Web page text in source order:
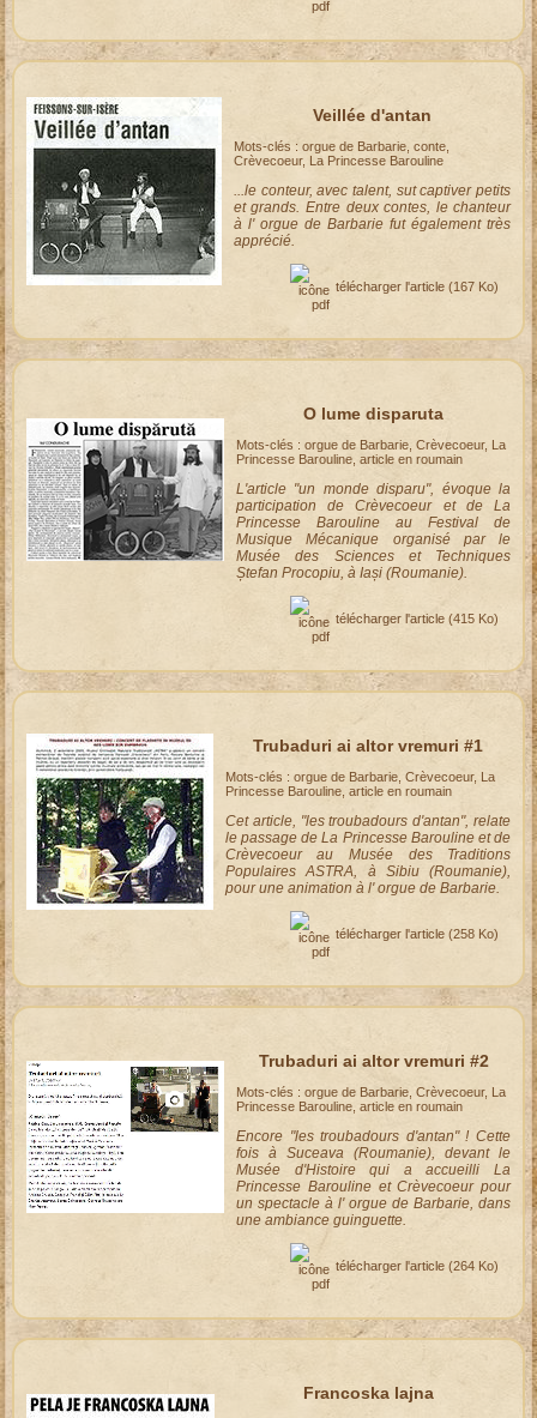
Veillée d'antan
Mots-clés : orgue de Barbarie, conte,
Crèvecoeur, La Princesse Barouline
...le conteur, avec talent, sut captiver petits
et grands. Entre deux contes, le chanteur
à l' orgue de Barbarie fut également très
apprécié.
télécharger l'article (167 Ko)
O lume disparuta
Mots-clés : orgue de Barbarie, Crèvecoeur, La
Princesse Barouline, article en roumain
L'article "un monde disparu", évoque la
participation de Crèvecoeur et de La
Princesse Barouline au Festival de
Musique Mécanique organisé par le
Musée des Sciences et Techniques
Ștefan Procopiu, à Iași (Roumanie).
télécharger l'article (415 Ko)
Trubaduri ai altor vremuri #1
Mots-clés : orgue de Barbarie, Crèvecoeur, La
Princesse Barouline, article en roumain
Cet article, "les troubadours d'antan", relate
le passage de La Princesse Barouline et de
Crèvecoeur au Musée des Traditions
Populaires ASTRA, à Sibiu (Roumanie),
pour une animation à l' orgue de Barbarie.
télécharger l'article (258 Ko)
Trubaduri ai altor vremuri #2
Mots-clés : orgue de Barbarie, Crèvecoeur, La
Princesse Barouline, article en roumain
Encore "les troubadours d'antan" ! Cette
fois à Suceava (Roumanie), devant le
Musée d'Histoire qui a accueilli La
Princesse Barouline et Crèvecoeur pour
un spectacle à l' orgue de Barbarie, dans
une ambiance guinguette.
télécharger l'article (264 Ko)
Francoska lajna